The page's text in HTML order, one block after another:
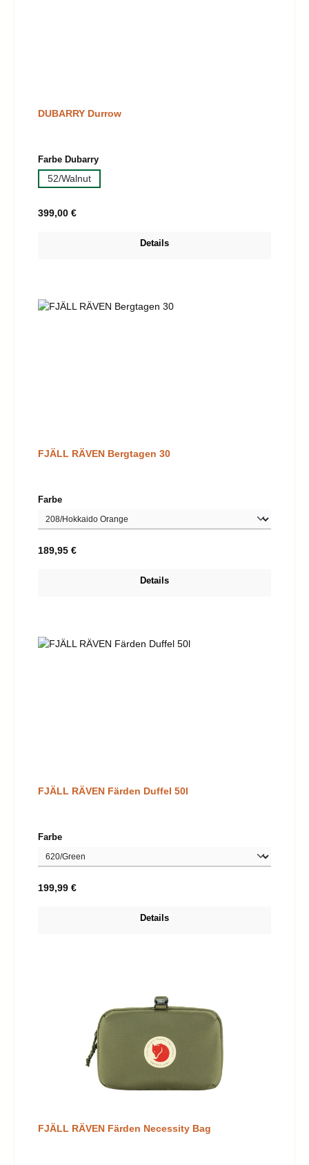
DUBARRY Durrow
Farbe Dubarryauswählen
52/Walnut
Regulärer Preis:
399,00 €
Details
FJÄLL RÄVEN Bergtagen 30
Farbeauswählen
Regulärer Preis:
189,95 €
Details
FJÄLL RÄVEN Färden Duffel 50l
Farbeauswählen
Regulärer Preis:
199,99 €
Details
FJÄLL RÄVEN Färden Necessity Bag